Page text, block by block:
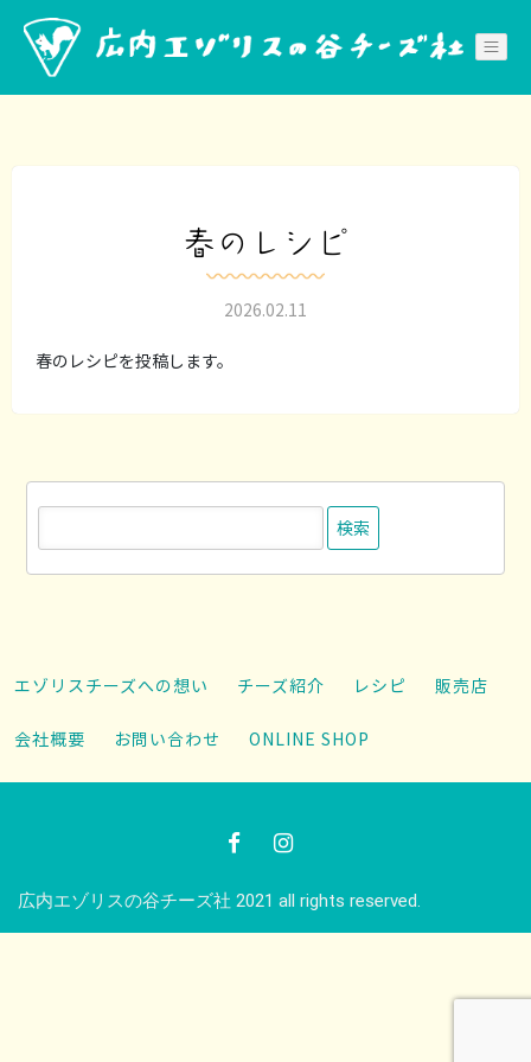
content
春のレシピ
2026.02.11
春のレシピを投稿します。
検
エゾリスチーズへの想い チーズ紹介 レシピ 販売店
会社概要 お問い合わせ ONLINE SHOP
広内エゾリスの谷チーズ社 2021 all rights reserved.